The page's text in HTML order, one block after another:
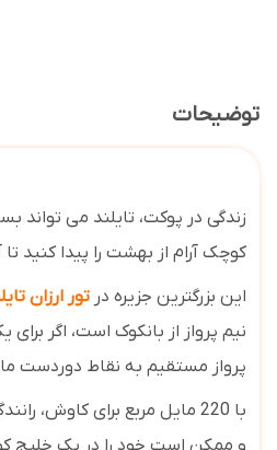
توضیحات
زندگی در پوکت، تایلند می
کوچک آرام از بهشت ​​را پیدا کنید
این بزرگترین جزیره در تور ارزان
نیم پرواز از بانکوک است، اگر
پرواز مستقیم به نقاط دوردست
و ممکن است خود را در یک خلیج